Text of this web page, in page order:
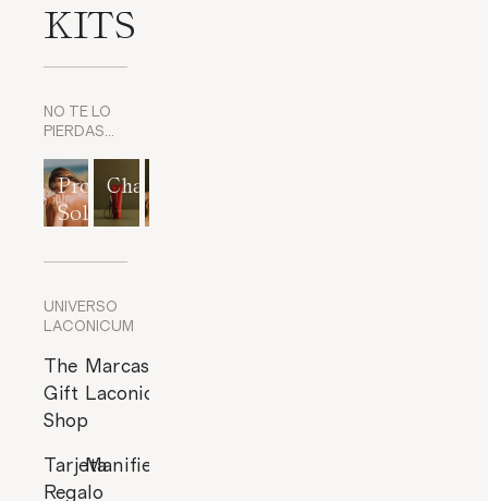
KITS
NO TE LO
PIERDAS…
Protección
Solar
Champús
UNIVERSO
LACONICUM
The
Gift
Shop
Marcas
Laconicum
Tarjeta
Regalo
Manifiesto